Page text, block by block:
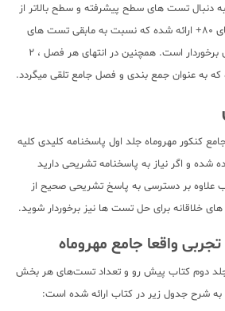
به دنبال تست های سطح پیشرفته و سطح بالاتر از
کتاب درسی هستند ، تست های 80+ ارائه شده که نسبت به مابقی تست های
موجود در کتاب از سطح بالاتری برخوردار است. همچنین در انتهای هر فصل ، 2
که به عنوان جمع بندی و فصل جامع تلقی میگردد.
کنکور مهروماه جلد اول پاسخنامه کلیدی کلیه
شده و اگر نیاز به پاسخنامه تشریحی دارید
علاوه بر دسترسی به پاسخ تشریحی صحیح از
خلاقانه برای حل تست ها نیز برخوردار شوید.
واقعا جامع مهروماه
دوم کتاب پیش رو و تعداد تست‌های هر بخش
به شرح جدول زیر در کتاب ارائه شده است: